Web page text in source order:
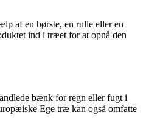
af en børste, en rulle eller en
ind i træet for at opnå den
bænk for regn eller fugt i
Ege træ kan også omfatte